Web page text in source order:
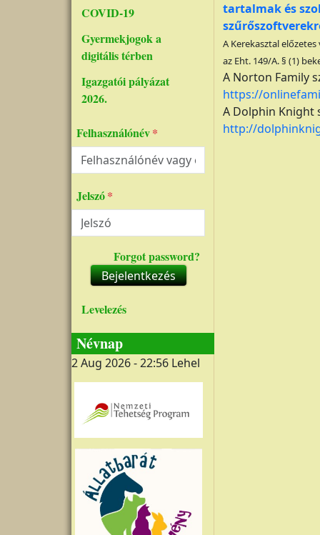
COVID-19
Gyermekjogok a
digitális térben
Igazgatói pályázat
2026.
Felhasználónév
Jelszó
Forgot password?
Bejelentkezés
Levelezés
Névnap
2 Aug 2026 - 22:56 Lehel
tartalmakés
A Kerekasztal
az Eht. 149/A. § (1)
A Norton Family
https://
A Dolphin Knight
http://